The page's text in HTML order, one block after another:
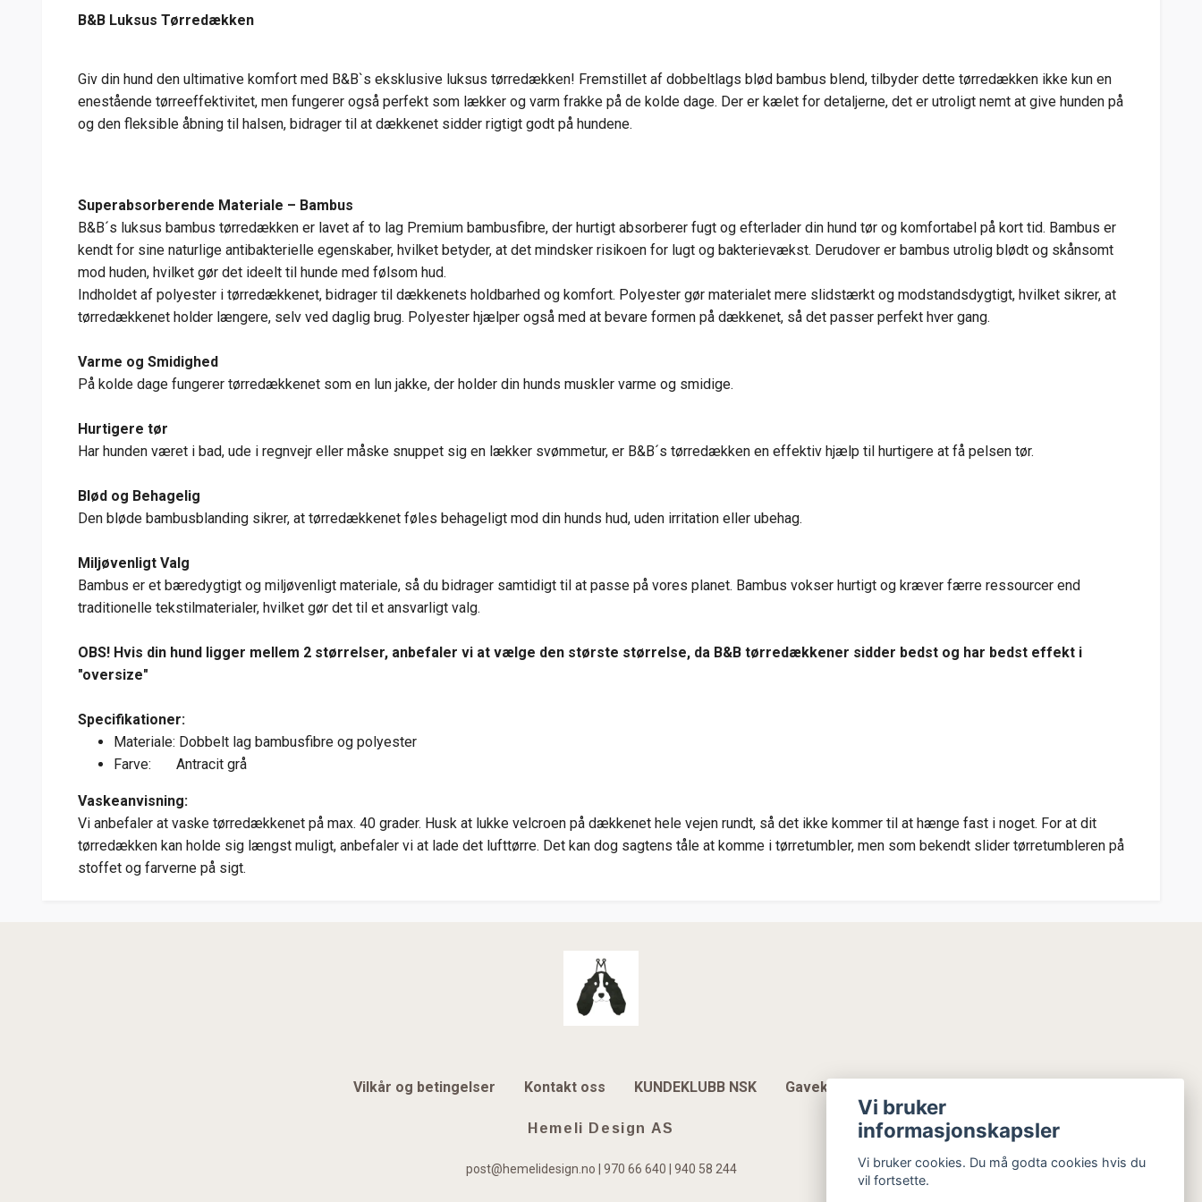
B&B Luksus Tørredækken
Giv din hund den ultimative komfort med B&B`s eksklusive luksus tørredækken! Fremstillet af dobbeltlags blød bambus blend, tilbyder dette tørredækken ikke kun en
enestående tørreeffektivitet, men fungerer også perfekt som lækker og varm frakke på de kolde dage. Der er kælet for detaljerne, det er utroligt nemt at give hunden på
og den fleksible åbning til halsen, bidrager til at dækkenet sidder rigtigt godt på hundene.
Superabsorberende Materiale – Bambus
B&B´s luksus bambus tørredækken er lavet af to lag Premium bambusfibre, der hurtigt absorberer fugt og efterlader din hund tør og komfortabel på kort tid. Bambus er
kendt for sine naturlige antibakterielle egenskaber, hvilket betyder, at det mindsker risikoen for lugt og bakterievækst. Derudover er bambus utrolig blødt og skånsomt
mod huden, hvilket gør det ideelt til hunde med følsom hud.
Indholdet af polyester i tørredækkenet, bidrager til dækkenets holdbarhed og komfort. Polyester gør materialet mere slidstærkt og modstandsdygtigt, hvilket sikrer, at
tørredækkenet holder længere, selv ved daglig brug. Polyester hjælper også med at bevare formen på dækkenet, så det passer perfekt hver gang.
Varme og Smidighed
På kolde dage fungerer tørredækkenet som en lun jakke, der holder din hunds muskler varme og smidige.
Hurtigere tør
Har hunden været i bad, ude i regnvejr eller måske snuppet sig en lækker svømmetur, er B&B´s tørredækken en effektiv hjælp til hurtigere at få pelsen tør.
Blød og Behagelig
Den bløde bambusblanding sikrer, at tørredækkenet føles behageligt mod din hunds hud, uden irritation eller ubehag.
Miljøvenligt Valg
Bambus er et bæredygtigt og miljøvenligt materiale, så du bidrager samtidigt til at passe på vores planet. Bambus vokser hurtigt og kræver færre ressourcer end
traditionelle tekstilmaterialer, hvilket gør det til et ansvarligt valg.
OBS! Hvis din hund ligger mellem 2 størrelser, anbefaler vi at vælge den største størrelse, da B&B tørredækkener sidder bedst og har bedst effekt i
"oversize"
Specifikationer:
Materiale: Dobbelt lag bambusfibre og polyester
Farve: Antracit grå
Vaskeanvisning:
Vi anbefaler at vaske tørredækkenet på max. 40 grader. Husk at lukke velcroen på dækkenet hele vejen rundt, så det ikke kommer til at hænge fast i noget. For at dit
tørredækken kan holde sig længst muligt, anbefaler vi at lade det lufttørre. Det kan dog sagtens tåle at komme i tørretumbler, men som bekendt slider tørretumbleren på
stoffet og farverne på sigt.
Vilkår og betingelser Kontakt oss KUNDEKLUBB NSK Gavekort
Hemeli Design AS
post@hemelidesign.no | 970 66 640 | 940 58 244
Vi bruker
informasjonskapsler
Vi bruker cookies. Du må godta cookies hvis du
vil fortsette.